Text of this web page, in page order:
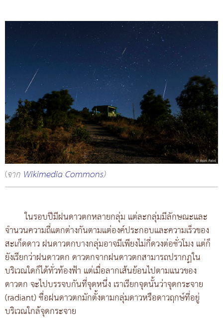
(จาก Wikimedia Commons)
ในรอบปีมีฝนดาวตกหลายกลุ่ม แต่ละกลุ่มมีลักษณะและ
จำนวนความถี่แตกต่างกันตามแต่องค์ประกอบและความเร็วของ
สะเก็ดดาว ฝนดาวตกบางกลุ่มอาจมีเพียงไม่กี่ดวงต่อชั่วโมง แต่ก็
ยังเรียกว่าฝนดาวตก ดาวตกจากฝนดาวตกสามารถปรากฏใน
บริเวณใดก็ได้ทั่วท้องฟ้า แต่เมื่อลากเส้นย้อนไปตามแนวของ
ดาวตก จะไปบรรจบกันที่จุดหนึ่ง เราเรียกจุดนั้นว่าจุดกระจาย
(radiant) ชื่อฝนดาวตกมักตั้งตามกลุ่มดาวหรือดาวฤกษ์ที่อยู่
บริเวณใกล้จุดกระจาย